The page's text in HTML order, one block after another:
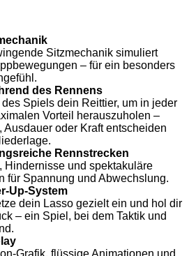
Sitzmechanik simuliert
– für ein besonders
des Rennens
Spiels dein Reittier, um in jeder
Vorteil herauszuholen –
Ausdauer oder Kraft entscheiden
Rennstrecken
Hindernisse und spektakuläre
für Spannung und Abwechslung.
Up-System
dein Lasso gezielt ein und hol dir
– ein Spiel, bei dem Taktik und